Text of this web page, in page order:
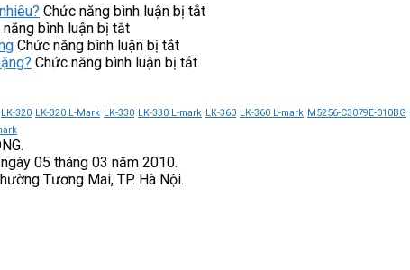
Chức năng bình luận bị tắtở
ERPV0901U/WHVNCV
năng bình luận bị tắtở
Ứng
dụng
động
250-
3
Chức năng bình luận bị tắtở
NC-
góp
độ
Chức năng bình luận bị tắtở
mềm
LK-320 LK-320 L-Mark LK-330 LK-330 L-mark LK-360 LK-360 L-mark M5256-C3079E-010BG
05 tháng 03 năm 2010.
Tương Mai, TP. Hà Nội.